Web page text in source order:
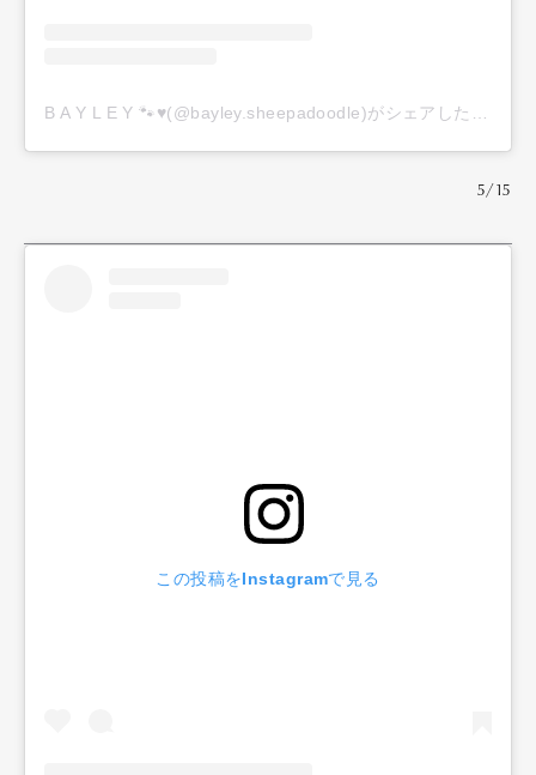
B A Y L E Y 🐾♥️(@bayley.sheepadoodle)がシェアした投稿
5/15
この投稿をInstagramで見る